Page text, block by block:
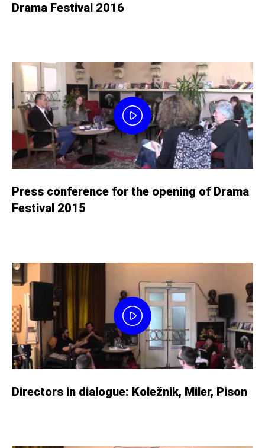
Drama Festival 2016
Press conference for the opening of Drama
Festival 2015
Directors in dialogue: Koležnik, Miler, Pison